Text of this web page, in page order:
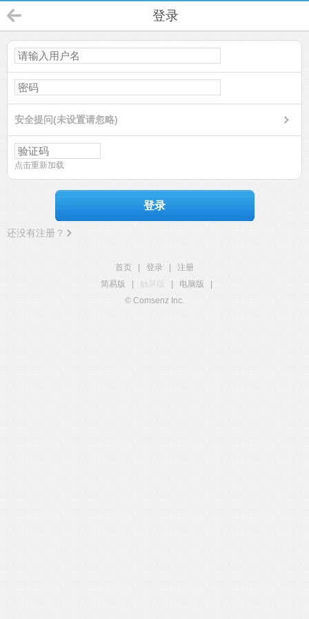
登录
安全提问(未设置请忽略)
点击重新加载
登录
还没有注册？
首页 登录
注册
简易版
触屏版 电脑版
© Comsenz Inc.